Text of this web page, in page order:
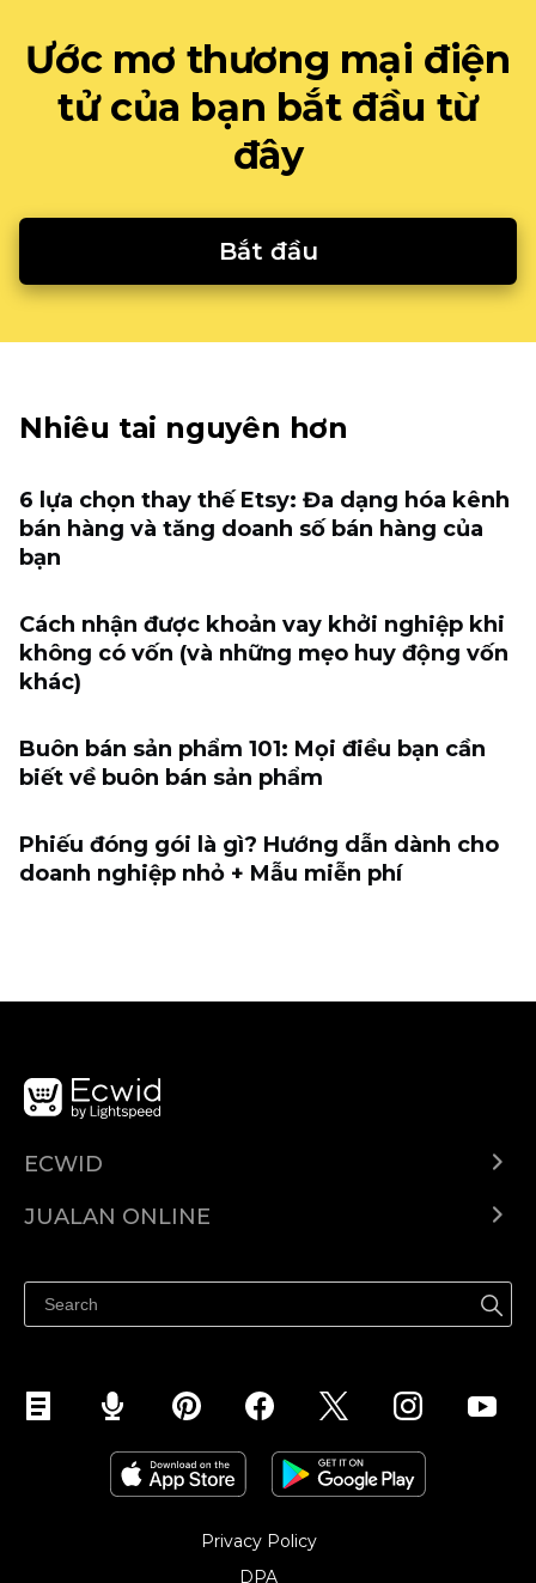
Ước mơ thương mại điện
tử của bạn bắt đầu từ
đây
Bắt đầu
Nhiêu tai nguyên hơn
6 lựa chọn thay thế Etsy: Đa dạng hóa kênh
bán hàng và tăng doanh số bán hàng của
bạn
Cách nhận được khoản vay khởi nghiệp khi
không có vốn (và những mẹo huy động vốn
khác)
Buôn bán sản phẩm 101: Mọi điều bạn cần
biết về buôn bán sản phẩm
Phiếu đóng gói là gì? Hướng dẫn dành cho
doanh nghiệp nhỏ + Mẫu miễn phí
ECWID
Pusat Bantuan
JUALAN ONLINE
Jualan di Facebook
Privacy Policy
DPA